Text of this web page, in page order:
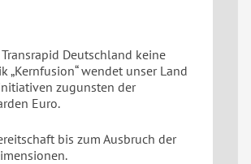
Deutschland keine
wendet unser Land
zugunsten der
Euro.
bis zum Ausbruch der